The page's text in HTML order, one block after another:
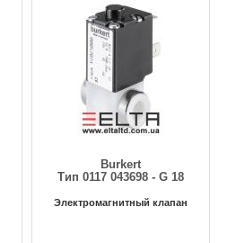
Burkert
Тип 0117 043698 - G 18
Электромагнитный клапан